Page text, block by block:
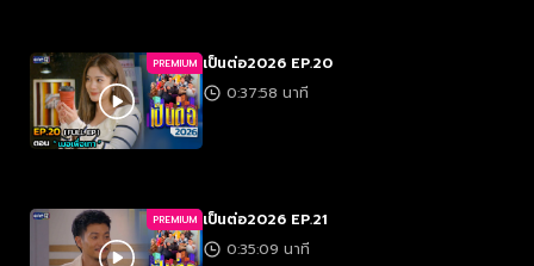
PREMIUM เป็นต่อ2026 EP.20
0:37:58 นาที
PREMIUM เป็นต่อ2026 EP.21
0:35:09 นาที